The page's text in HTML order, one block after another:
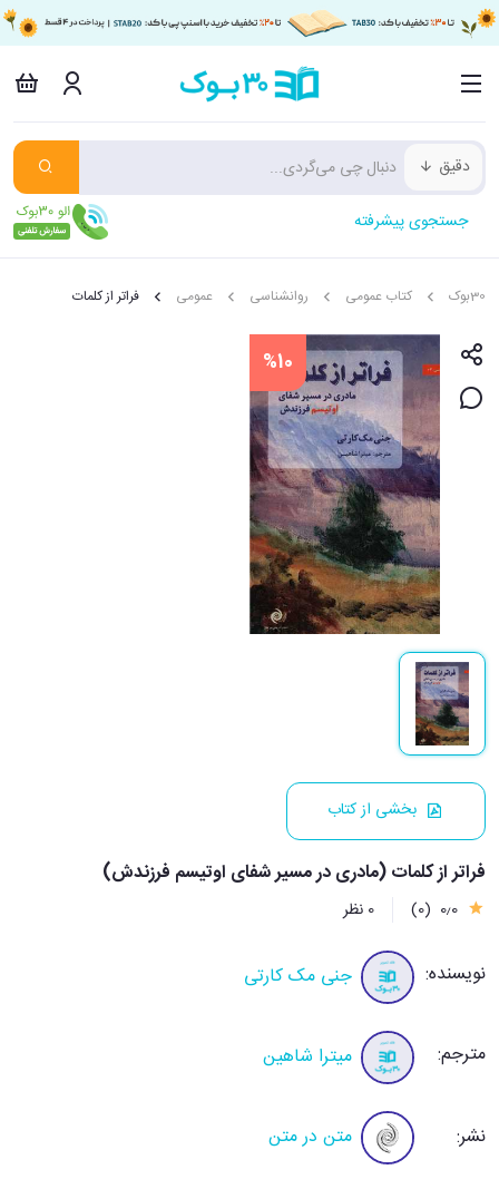
دقیق
جستجوی پیشرفته
30بوک کتاب عمومی روانشناسی عمومی فراتر از کلمات
%10
بخشی از کتاب
فراتر از کلمات (مادری در مسیر شفای اوتیسم فرزندش)
0٫0 (0) 0 نظر
نویسنده: جنی مک کارتی
مترجم: میترا شاهین
نشر: متن در متن